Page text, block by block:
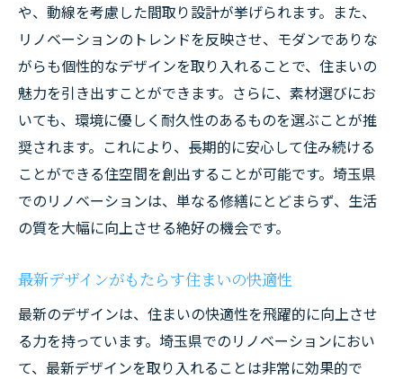
や、動線を考慮した間取り設計が挙げられます。また、
リノベーションのトレンドを反映させ、モダンでありな
がらも個性的なデザインを取り入れることで、住まいの
魅力を引き出すことができます。さらに、素材選びにお
いても、環境に優しく耐久性のあるものを選ぶことが推
奨されます。これにより、長期的に安心して住み続ける
ことができる住空間を創出することが可能です。埼玉県
でのリノベーションは、単なる修繕にとどまらず、生活
の質を大幅に向上させる絶好の機会です。
最新デザインがもたらす住まいの快適性
最新のデザインは、住まいの快適性を飛躍的に向上させ
る力を持っています。埼玉県でのリノベーションにおい
て、最新デザインを取り入れることは非常に効果的で